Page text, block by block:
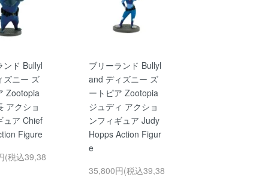
ンド Bullyl
ズニー ズ
Zootopia
アクショ
ュア Chief
Figure
(税込39,38
ブリーランド Bullyl
and ディズニー ズ
ートピア Zootopia
ジュディ アクショ
ンフィギュア Judy
Hopps Action Figur
e
35,800円(税込39,38